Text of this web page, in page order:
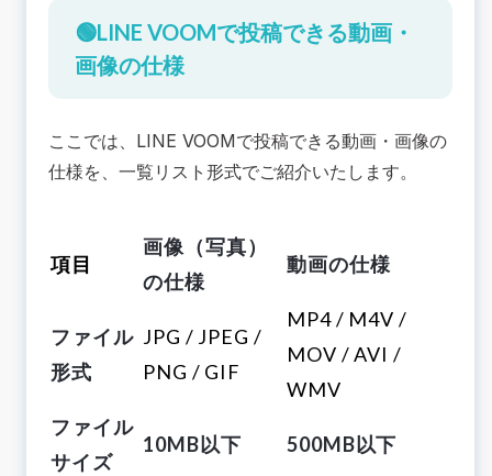
🟢LINE VOOMで投稿できる動画・
画像の仕様
ここでは、LINE VOOMで投稿できる動画・画像の
仕様を、一覧リスト形式でご紹介いたします。
項目
画像（写真）
の仕様
動画の仕様
ファイル
形式
JPG / JPEG /
PNG / GIF
MP4 / M4V /
MOV / AVI /
WMV
ファイル
サイズ
10MB以下 500MB以下